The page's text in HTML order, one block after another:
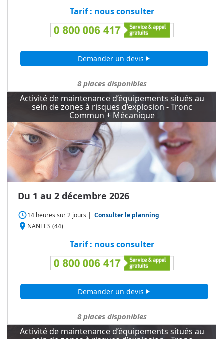
Tarif : nous consulter
Demander un devis play_arrow
8places disponibles
Activité de maintenance d’équipements situés au
sein de zones à risques d’explosion - Tronc
Commun + Mécanique
Du 1 au 2 décembre 2026
access_time14 heures sur2 jours | Consulter le planning
place NANTES (44)
Tarif : nous consulter
Demander un devis play_arrow
8places disponibles
Activité de maintenance d’équipements situés au